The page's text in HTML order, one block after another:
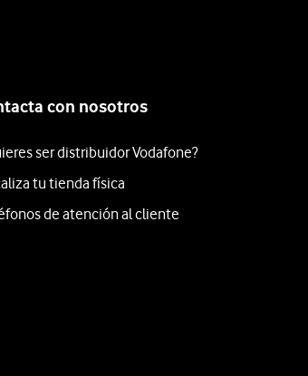
con nosotros
ser distribuidor Vodafone?
tu tienda física
de atención al cliente